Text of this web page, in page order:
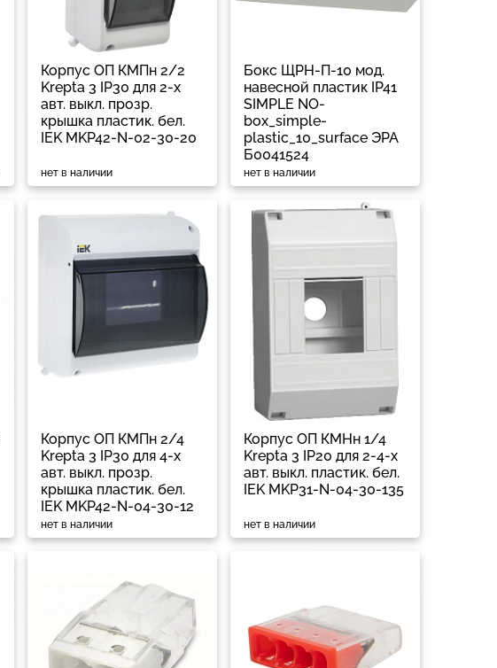
Корпус ОП КМПн 2/2
Krepta 3 IP30 для 2-х
авт. выкл. прозр.
крышка пластик. бел.
IEK MKP42-N-02-30-20
нет в наличии
Бокс ЩРН-П-10 мод.
навесной пластик IP41
SIMPLE NO-
box_simple-
plastic_10_surface ЭРА
Б0041524
нет в наличии
Корпус ОП КМПн 2/4
Krepta 3 IP30 для 4-х
авт. выкл. прозр.
крышка пластик. бел.
IEK MKP42-N-04-30-12
нет в наличии
Корпус ОП КМНн 1/4
Krepta 3 IP20 для 2-4-х
авт. выкл. пластик. бел.
IEK MKP31-N-04-30-135
нет в наличии